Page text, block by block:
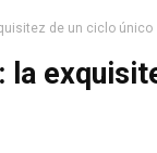
de un ciclo único
la